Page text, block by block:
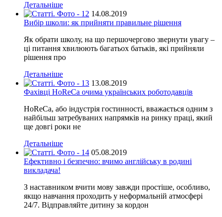
Детальніше
14.08.2019
Вибір школи: як прийняти правильне рішення
Як обрати школу, на що першочергово звернути увагу –
ці питання хвилюють багатьох батьків, які прийняли
рішення про
Детальніше
13.08.2019
Фахівці HoReCa очима українських роботодавців
HoReCa, або індустрія гостинності, вважається одним з
найбільш затребуваних напрямків на ринку праці, який
ще довгі роки не
Детальніше
05.08.2019
Ефективно і безпечно: вчимо англійську в родині
викладача!
З наставником вчити мову завжди простіше, особливо,
якщо навчання проходить у неформальній атмосфері
24/7. Відправляйте дитину за кордон